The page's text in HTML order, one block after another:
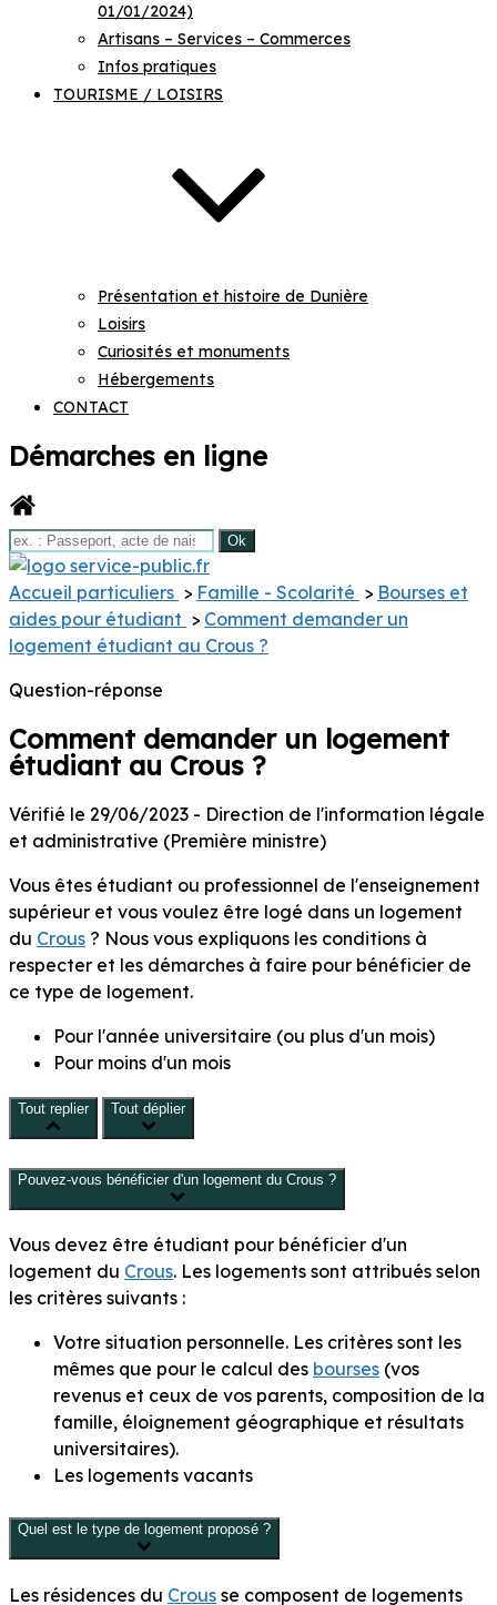
01/01/2024)
Artisans – Services – Commerces
Infos pratiques
TOURISME / LOISIRS
Présentation et histoire de Dunière
Loisirs
Curiosités et monuments
Hébergements
CONTACT
COMMUNE DE DUNIÈRE SUR
EYRIEUX
Démarches en ligne
Accueil particuliers > Famille - Scolarité > Bourses et
aides pour étudiant > Comment demander un
logement étudiant au Crous ?
Question-réponse
Comment demander un logement
étudiant au Crous ?
Vérifié le 29/06/2023 - Direction de l'information légale
et administrative (Première ministre)
Vous êtes étudiant ou professionnel de l'enseignement
supérieur et vous voulez être logé dans un logement
du Crous ? Nous vous expliquons les conditions à
respecter et les démarches à faire pour bénéficier de
ce type de logement.
Pour l'année universitaire (ou plus d'un mois)
Pour moins d'un mois
Tout replier Tout déplier
Pouvez-vous bénéficier d'un logement du Crous ?
Vous devez être étudiant pour bénéficier d'un
logement du Crous. Les logements sont attribués selon
les critères suivants :
Votre situation personnelle. Les critères sont les
mêmes que pour le calcul des bourses (vos
revenus et ceux de vos parents, composition de la
famille, éloignement géographique et résultats
universitaires).
Les logements vacants
Quel est le type de logement proposé ?
Les résidences du Crous se composent de logements